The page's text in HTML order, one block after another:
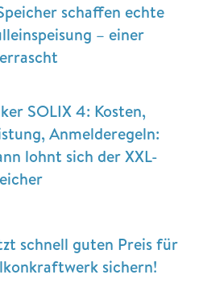
schaffen echte
– einer
SOLIX 4: Kosten,
Anmelderegeln:
lohnt sich der XXL-
schnell guten Preis für
sichern!